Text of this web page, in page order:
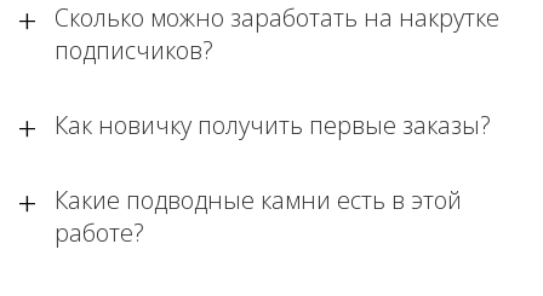
Сколько можно заработать на накрутке
подписчиков?
Как новичку получить первые заказы?
Какие подводные камни есть в этой
работе?